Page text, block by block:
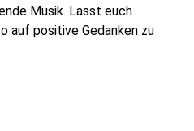
Musik. Lasst euch
auf positive Gedanken zu